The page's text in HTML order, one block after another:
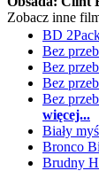
Zobacz inne
BD
Bez
Bez
Bez
Bez
więcej...
Biały
Bronco
Brudny